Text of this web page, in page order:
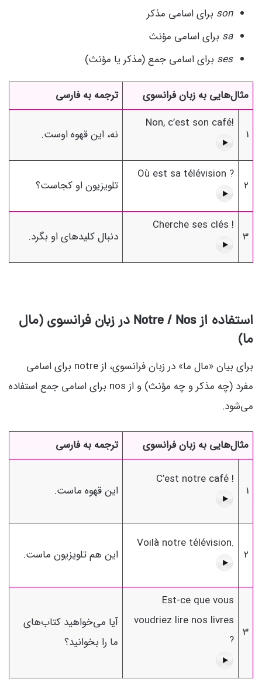
son برای اسامی مذکر
sa برای اسامی مؤنث
ses برای اسامی جمع (مذکر یا مؤنث)
مثال‌هایی به زبان فرانسوی ترجمه به فارسی
1
Non, c’est son café!
نه، این قهوه اوست.
2
Où est sa télévision ?
تلویزیون او کجاست؟
3
Cherche ses clés !
دنبال کلیدهای او بگرد.
استفاده از Notre / Nos در زبان فرانسوی (مال
ما)
برای بیان «مال ما» در زبان فرانسوی، از notre برای اسامی
مفرد (چه مذکر و چه مؤنث) و از nos برای اسامی جمع استفاده
می‌شود.
مثال‌هایی به زبان فرانسوی ترجمه به فارسی
1
C’est notre café !
این قهوه ماست.
2
Voilà notre télévision.
این هم تلویزیون ماست.
3
Est-ce que vous
voudriez lire nos livres
?
آیا می‌خواهید کتاب‌های
ما را بخوانید؟